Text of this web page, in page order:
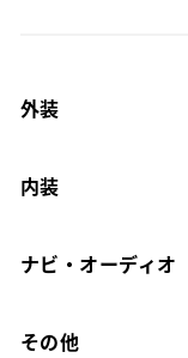
外装
内装
ナビ・オーディオ
その他